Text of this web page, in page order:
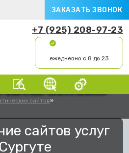
ЗАКАЗАТЬ ЗВОНОК
+7 (925) 208-97-23
ежедневно с 8 до 23
сайтов»
сайтов услуг